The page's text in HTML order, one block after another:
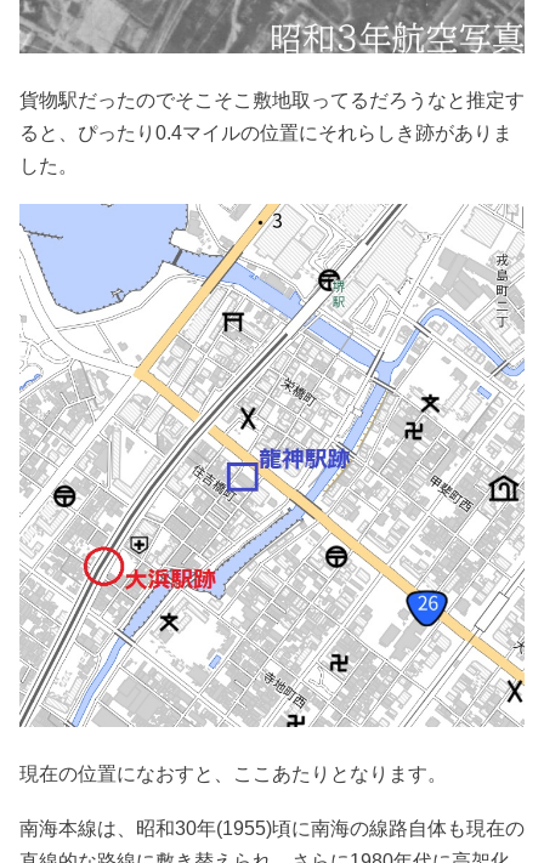
貨物駅だったのでそこそこ敷地取ってるだろうなと推定す
ると、ぴったり0.4マイルの位置にそれらしき跡がありま
した。
現在の位置になおすと、ここあたりとなります。
南海本線は、昭和30年(1955)頃に南海の線路自体も現在の